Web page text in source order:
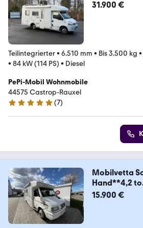
31.900 €
Teilintegrierter• 6.510 mm • Bis 3.500 kg •
• 84 kW (114 PS) • Diesel
PePi-Mobil Wohnmobile
44575 Castrop-Rauxel
5 Sterne
(7)
Mobilvetta
Hand**4,2
15.900 €